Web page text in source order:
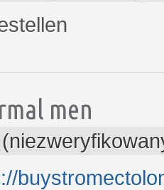
men